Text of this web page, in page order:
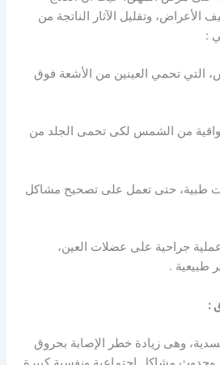
الأعراض، وتقليل الآثار الناتجة من
:
التي تحمي العينين من الأشعة فوق
واقية من الشمس لكى تحمى الجلد من
طبية، حتى تعمل على تصحيح مشاكل
جراحية على عضلات العين،
طبيعية .
:
وهى زيادة خطر الإصابة بحروق